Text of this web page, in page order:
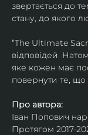
звертається до
стану, до якого
“The Ultimate
відповідей.
яке кожен має
повернути те, що
Про автора:
Іван Попович
Протягом 2017-